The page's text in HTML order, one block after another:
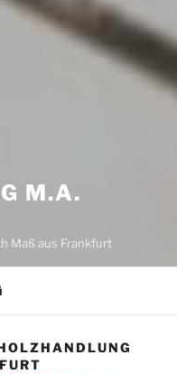
M.A.
Maß aus Frankfurt